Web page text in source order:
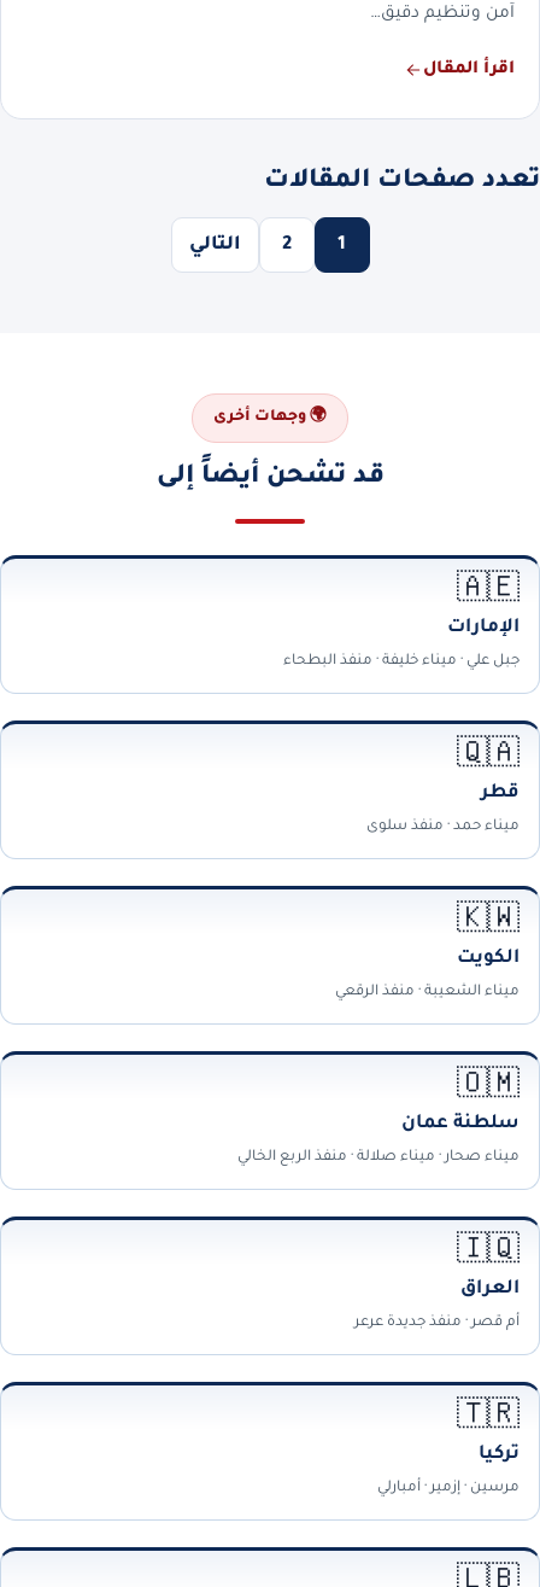
آمن وتنظيم دقيق…
اقرأ المقال
تعدد صفحات المقالات
1
2 التالي
🌍 وجهات أخرى
قد تشحن أيضاً إلى
🇦🇪
الإمارات
جبل علي · ميناء خليفة · منفذ البطحاء
🇶🇦
قطر
ميناء حمد · منفذ سلوى
🇰🇼
الكويت
ميناء الشعيبة · منفذ الرقعي
🇴🇲
سلطنة عمان
ميناء صحار · ميناء صلالة · منفذ الربع الخالي
🇮🇶
العراق
أم قصر · منفذ جديدة عرعر
🇹🇷
تركيا
مرسين · إزمير · أمبارلي